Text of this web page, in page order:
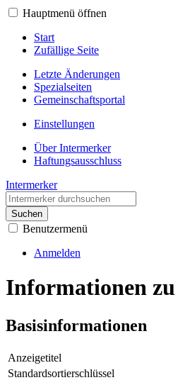
Hauptmenü öffnen
Start
Zufällige Seite
Letzte Änderungen
Spezialseiten
Gemeinschafts­portal
Einstellungen
Über Intermerker
Haftungsausschluss
Intermerker
Suchen
Benutzermenü
Anmelden
Informationen
Basisinformationen
Anzeigetitel
Standardsortierschlüssel